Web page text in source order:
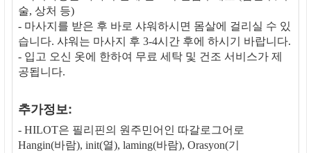
술, 상처 등)
- 마사지를 받은 후 바로 샤워하시면 몸살에 걸리실 수 있
습니다. 샤워는 마사지 후 3-4시간 후에 하시기 바랍니다.
- 입고 오신 옷에 한하여 무료 세탁 및 건조 서비스가 제
공됩니다.
추가정보:
- HILOT은 필리핀의 원주민어인 따갈로그어로
Hangin(바람), init(열), laming(바람), Orasyon(기